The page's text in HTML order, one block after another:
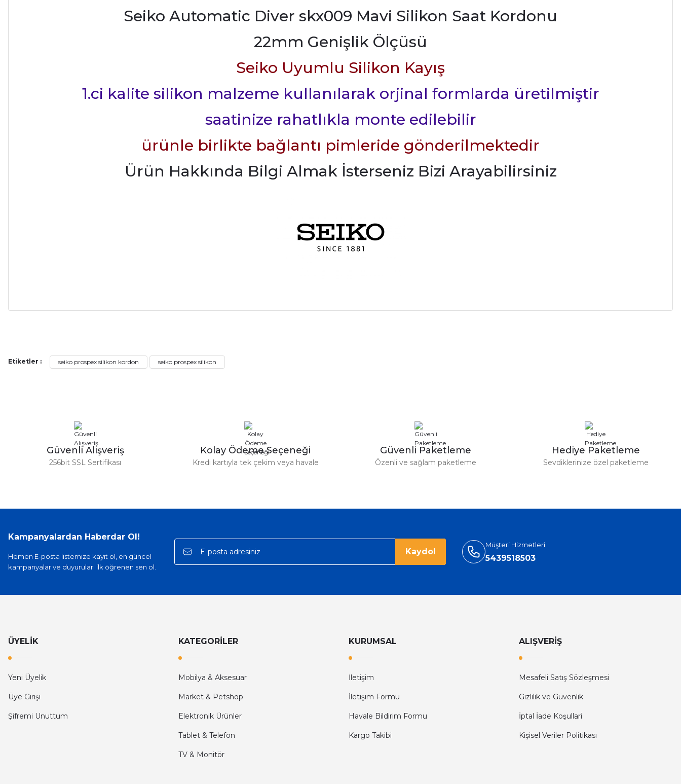
Seiko Automatic Diver skx009 Mavi Silikon Saat Kordonu
22mm Genişlik Ölçüsü
Seiko Uyumlu Silikon Kayış
1.ci kalite silikon malzeme kullanılarak orjinal formlarda üretilmiştir
saatinize rahatlıkla monte edilebilir
ürünle birlikte bağlantı pimleride gönderilmektedir
Ürün Hakkında Bilgi Almak İsterseniz Bizi Arayabilirsiniz
Serdar Keskin | 19/05/2026
Swatch yos Model saatime aldim arayip teyit aldiktan sonra yolladılar saatimede tam oldu
Mehmet Kenan | 18/02/2026
Hızlı kargo, iyi iletişim
Onur Kerem Öztürk | 28/07/2025
mehmet yıldız | 19/06/2025
Etiketler : seiko prospex silikon kordon seiko prospex silikon
Güvenli Alışveriş
256bit SSL Sertifikası
Kolay Ödeme Seçeneği
Kredi kartıyla tek çekim veya havale
Güvenli Paketleme
Özenli ve sağlam paketleme
Hediye Paketleme
Sevdiklerinize özel paketleme
Kampanyalardan Haberdar Ol!
Hemen E-posta listemize kayıt ol, en güncel
kampanyalar ve duyuruları ilk öğrenen sen ol.
Kaydol
Müşteri Hizmetleri
5439518503
ÜYELİK
Yeni Üyelik
Üye Girişi
Şifremi Unuttum
KATEGORİLER
Mobilya & Aksesuar
Market & Petshop
Elektronik Ürünler
Tablet & Telefon
TV & Monitör
KURUMSAL
İletişim
İletişim Formu
Havale Bildirim Formu
Kargo Takibi
ALIŞVERİŞ
Mesafeli Satış Sözleşmesi
Gizlilik ve Güvenlik
İptal İade Koşullari
Kişisel Veriler Politikası